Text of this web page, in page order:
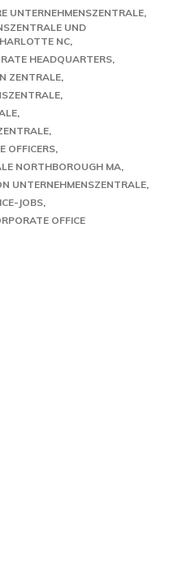
UNTERNEHMENSZENTRALE
UND
NC
HEADQUARTERS
ZENTRALE
OFFICERS
NORTHBOROUGH MA
UNTERNEHMENSZENTRALE
JOBS
OFFICE